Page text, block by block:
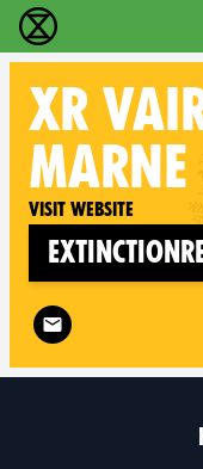
extinction
XR
MARNE
Visit website
Follow XR Vaires-